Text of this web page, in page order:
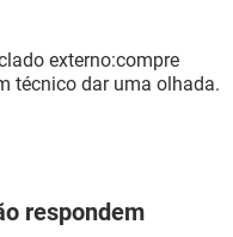
externo:compre
técnico dar uma olhada.
respondem